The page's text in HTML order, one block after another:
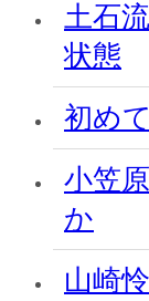
土石
状態
初め
小笠
か
山崎